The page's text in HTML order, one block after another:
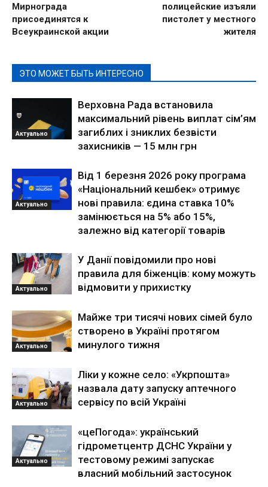
Мирнограда
присоединятся к
Всеукраинской акции
полицейские изъяли
пистолет у местного
жителя
ЭТО МОЖЕТ БЫТЬ ИНТЕРЕСНО
Актуально
Верховна Рада встановила
максимальний рівень виплат сім’ям
загиблих і зниклих безвісти
захисників — 15 млн грн
Актуально
Від 1 березня 2026 року програма
«Національний кешбек» отримує
нові правила: єдина ставка 10%
замінюється на 5% або 15%,
залежно від категорії товарів
Актуально
У Данії повідомили про нові
правила для біженців: кому можуть
відмовити у прихистку
Актуально
Майже три тисячі нових сімей було
створено в Україні протягом
минулого тижня
Актуально
Ліки у кожне село: «Укрпошта»
назвала дату запуску аптечного
сервісу по всій Україні
Актуально
«цеПогода»: український
гідрометцентр ДСНС України у
тестовому режимі запускає
власний мобільний застосунок